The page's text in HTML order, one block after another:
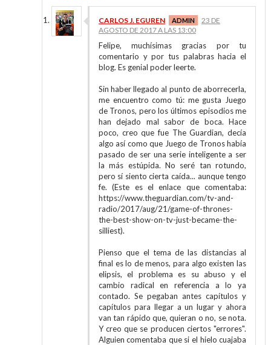
CARLOS J. EGUREN
23 DE
AGOSTO DE 2017 A LAS 13:00
Felipe, muchísimas gracias por tu
comentario y por tus palabras hacia el
blog. Es genial poder leerte.
Sin haber llegado al punto de aborrecerla,
me encuentro como tú: me gusta Juego
de Tronos, pero los últimos episodios me
han dejado mal sabor de boca. Hace
poco, creo que fue The Guardian, decía
algo así como que Juego de Tronos había
pasado de ser una serie inteligente a ser
la más estúpida. No seré tan rotundo,
pero sí siento cierta caída... aunque tengo
fe. (Este es el enlace que comentaba:
https://www.theguardian.com/tv-and-
radio/2017/aug/21/game-of-thrones-
the-best-show-on-tv-just-became-the-
silliest).
Pienso que el tema de las distancias al
final es lo de menos, para algo existen las
elipsis, el problema es su abuso y el
cambio radical en referencia a lo ya
contado. Se pegaban antes capítulos y
capítulos para llegar a un lugar y ahora
van tan rápido que, quieran o no, se nota.
Y creo que se producen ciertos "errores".
Alguien comentaba que si el hielo cuajaba